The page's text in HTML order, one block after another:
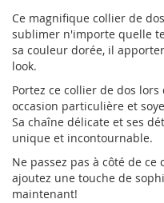
beginning
the
images
gallery
Ce magnifique collier de
sublimer n'importe quelle
sa couleur dorée, il
look.
Portez ce collier de dos
occasion particulière et
Sa chaîne délicate et ses
unique et incontournable.
Ne passez pas à côté de
ajoutez une touche de
maintenant!